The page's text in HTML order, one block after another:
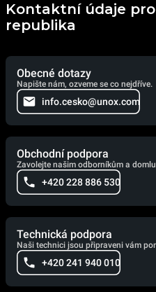
Kontaktní údaje pro
republika
Obecné dotazy
Napište nám, ozveme se co nejdříve.
info.cesko@unox.com
Obchodní podpora
Zavolejte našim odborníkům a
+420 228 886 530
Technická podpora
Naši technici jsou připraveni vám
+420 241 940 010